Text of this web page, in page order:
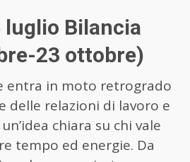
luglio Bilancia
23 ottobre)
entra in moto retrogrado
delle relazioni di lavoro e
chiara su chi vale
tempo ed energie. Da